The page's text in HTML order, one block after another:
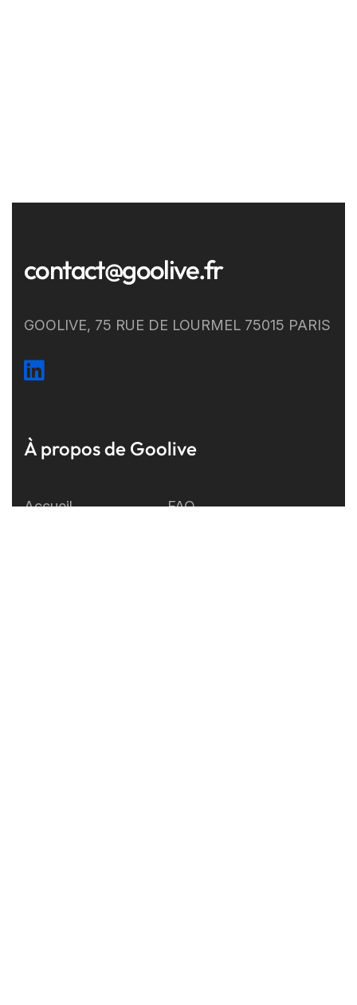
contact@goolive.fr
GOOLIVE, 75 RUE DE LOURMEL 75015 PARIS
À propos de Goolive
Accueil FAQ